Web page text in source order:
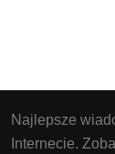
Najlepsze
Internecie.